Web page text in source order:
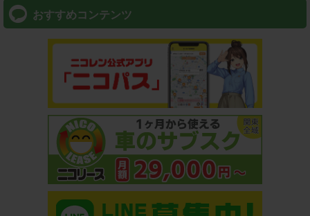
おすすめコンテンツ